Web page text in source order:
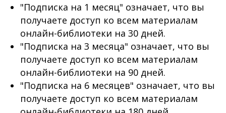
"Подписка на 1 месяц" означает, что вы
получаете доступ ко всем материалам
онлайн-библиотеки на 30 дней.
"Подписка на 3 месяца" означает, что вы
получаете доступ ко всем материалам
онлайн-библиотеки на 90 дней.
"Подписка на 6 месяцев" означает, что вы
получаете доступ ко всем материалам